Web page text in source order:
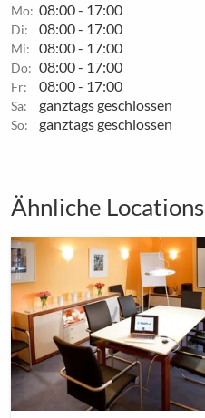
Mo: 08:00 - 17:00
Di: 08:00 - 17:00
Mi: 08:00 - 17:00
Do: 08:00 - 17:00
Fr: 08:00 - 17:00
Sa: ganztags geschlossen
So: ganztags geschlossen
Ähnliche Locations